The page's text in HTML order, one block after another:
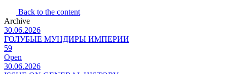
Back to the content
Archive
30.06.2026
ГОЛУБЫЕ МУНДИРЫ ИМПЕРИИ
59
Open
30.06.2026